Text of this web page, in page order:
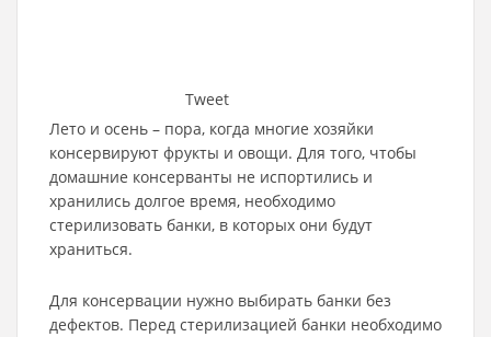
Tweet
Лето и осень – пора, когда многие хозяйки
консервируют фрукты и овощи. Для того, чтобы
домашние консерванты не испортились и
хранились долгое время, необходимо
стерилизовать банки, в которых они будут
храниться.
Для консервации нужно выбирать банки без
дефектов. Перед стерилизацией банки необходимо